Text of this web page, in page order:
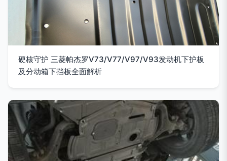
硬核守护 三菱帕杰罗V73/V77/V97/V93发动机下护板
及分动箱下挡板全面解析